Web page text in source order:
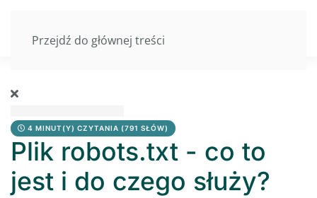
Przejdź do głównej treści
4 MINUT(Y) CZYTANIA (791 SŁÓW)
Plik robots.txt - co to
jest i do czego służy?